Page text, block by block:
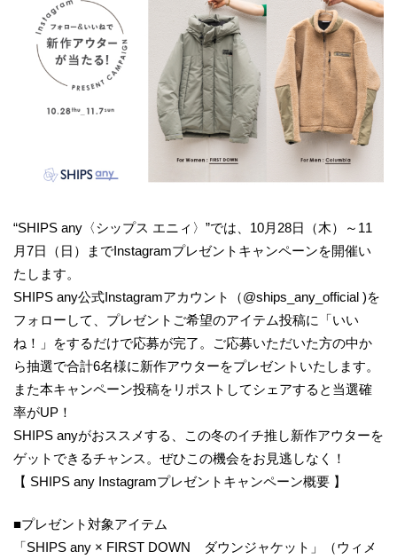
“SHIPS any〈シップス エニィ〉”では、10月28日（木）～11
月7日（日）までInstagramプレゼントキャンペーンを開催い
たします。
SHIPS any公式Instagramアカウント（@ships_any_official )を
フォローして、プレゼントご希望のアイテム投稿に「いい
ね！」をするだけで応募が完了。ご応募いただいた方の中か
ら抽選で合計6名様に新作アウターをプレゼントいたします。
また本キャンペーン投稿をリポストしてシェアすると当選確
率がUP！
SHIPS anyがおススメする、この冬のイチ推し新作アウターを
ゲットできるチャンス。ぜひこの機会をお見逃しなく！
【 SHIPS any Instagramプレゼントキャンペーン概要 】
■プレゼント対象アイテム
「SHIPS any × FIRST DOWN ダウンジャケット」（ウィメ